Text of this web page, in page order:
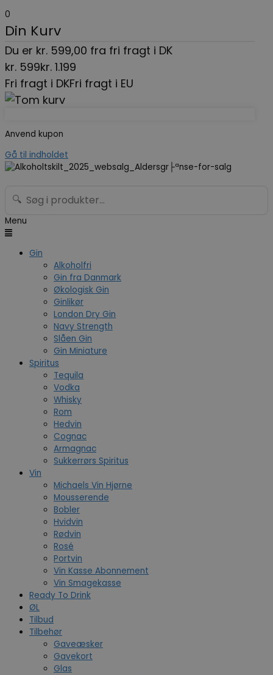
0
Din Kurv
Du er kr. 599,00 fra fri fragt i DK
kr. 599kr. 1.199
Fri fragt i DKFri fragt i EU
Anvend kupon
Gå til indholdet
🔍
Menu
Gin
Alkoholfri
Gin fra Danmark
Økologisk Gin
Ginlikør
London Dry Gin
Navy Strength
Slåen Gin
Gin Miniature
Spiritus
Tequila
Vodka
Whisky
Rom
Hedvin
Cognac
Armagnac
Sukkerrørs Spiritus
Vin
Michaels Vin Hjørne
Mousserende
Bobler
Hvidvin
Rødvin
Rosé
Portvin
Vin Kasse Abonnement
Vin Smagekasse
Ready To Drink
ØL
Tilbud
Tilbehør
Gaveæsker
Gavekort
Glas